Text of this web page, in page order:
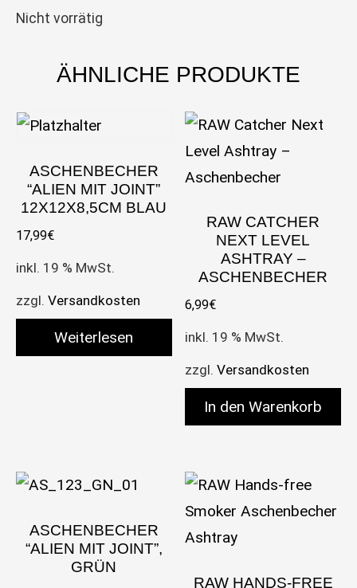
Nicht vorrätig
ÄHNLICHE PRODUKTE
ASCHENBECHER
“ALIEN MIT JOINT”
12X12X8,5CM BLAU
17,99€
inkl. 19 % MwSt.
zzgl. Versandkosten
Weiterlesen
RAW CATCHER
NEXT LEVEL
ASHTRAY –
ASCHENBECHER
6,99€
inkl. 19 % MwSt.
zzgl.Versandkosten
In den Warenkorb
ASCHENBECHER
“ALIEN MIT JOINT”,
GRÜN
RAW HANDS-FREE